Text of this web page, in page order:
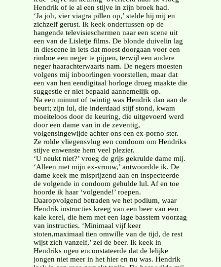
Hendrik of ie al een stijve in zijn broek had.
‘Ja joh, vier viagra pillen op,’ stelde hij mij en
zichzelf gerust. Ik keek ondertussen op de
hangende televisieschermen naar een scene uit
een van de Lisletje films. De blonde duivelin lag
in diescene in iets dat moest doorgaan voor een
rimboe een neger te pijpen, terwijl een andere
neger haarachterwaarts nam. De negers moesten
volgens mij inboorlingen voorstellen, maar dat
een van hen eendigitaal horloge droeg maakte die
suggestie er niet bepaald aannemelijk op.
Na een minuut of twintig was Hendrik dan aan de
beurt; zijn lul, die inderdaad stijf stond, kwam
moeiteloos door de keuring, die uitgevoerd werd
door een dame van in de zeventig,
volgensingewijde achter ons een ex-porno ster.
Ze rolde vliegensvlug een condoom om Hendriks
stijve enwenste hem veel plezier.
‘U neukt niet?’ vroeg de grijs gekrulde dame mij.
‘Alleen met mijn ex-vrouw,’ antwoordde ik. De
dame keek me misprijzend aan en inspecteerde
de volgende in condoom gehulde lul. Af en toe
hoorde ik haar ‘volgende!’ roepen.
Daaropvolgend betraden we het podium, waar
Hendrik instructies kreeg van een beer van een
kale kerel, die hem met een lage basstem voorzag
van instructies. ‘Minimaal vijf keer
stoten,maximaal tien omwille van de tijd, de rest
wijst zich vanzelf,’ zei de beer. Ik keek in
Hendriks ogen enconstateerde dat de lelijke
jongen niet meer in het hier en nu was. Hendrik